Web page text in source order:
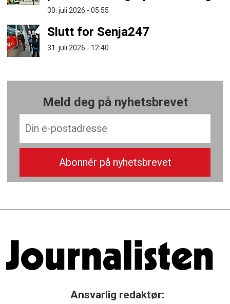
30. juli 2026 - 05:55
Slutt for Senja247
31. juli 2026 - 12:40
Meld deg på nyhetsbrevet
Ansvarlig redaktør: